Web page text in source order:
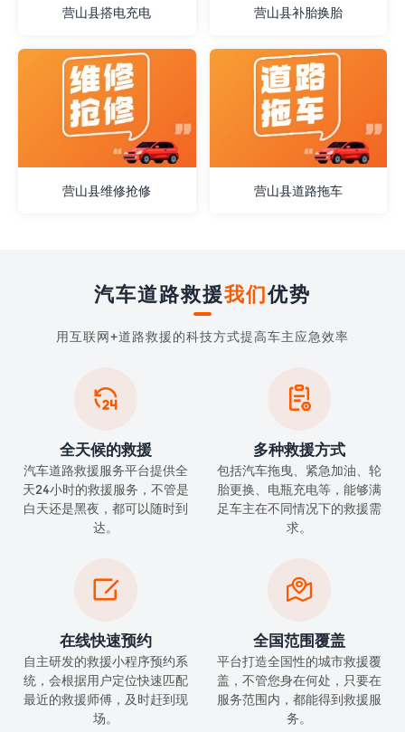
营山县搭电充电 营山县补胎换胎
营山县维修抢修 营山县道路拖车
汽车道路救援我们优势
用互联网+道路救援的科技方式提高车主应急效率

全天候的救援
汽车道路救援服务平台提供全
天24小时的救援服务，不管是
白天还是黑夜，都可以随时到
达。

多种救援方式
包括汽车拖曳、紧急加油、轮
胎更换、电瓶充电等，能够满
足车主在不同情况下的救援需
求。

在线快速预约
自主研发的救援小程序预约系
统，会根据用户定位快速匹配
最近的救援师傅，及时赶到现
场。

全国范围覆盖
平台打造全国性的城市救援覆
盖，不管您身在何处，只要在
服务范围内，都能得到救援服
务。